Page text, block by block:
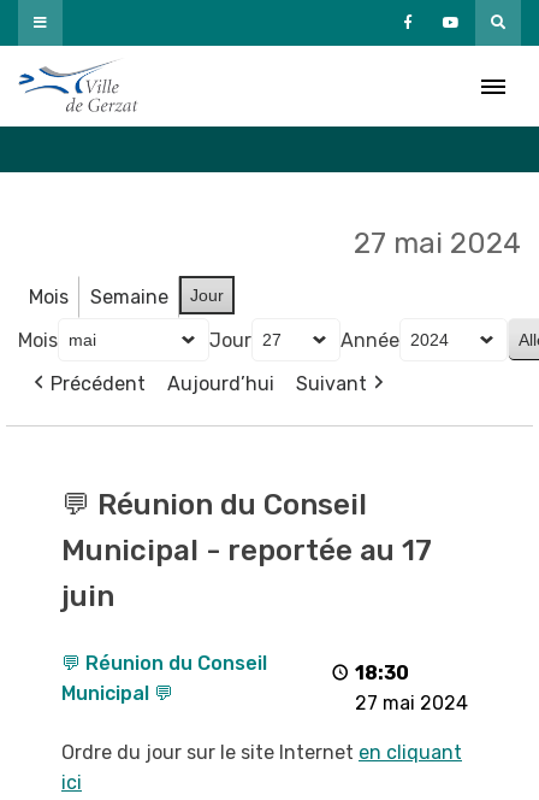
Passer
au
contenu
27 mai 2024
Mois Semaine Jour
Mois Jour
Année
Précédent
Aujourd’hui Suivant
Réunion
Conseil
Municipal
💬 Réunion du Conseil
Municipal - reportée au 17
juin
18:30
27 mai 2024
💬 Réunion du Conseil
Municipal 💬
Ordre du jour sur le site Internet en cliquant
ici